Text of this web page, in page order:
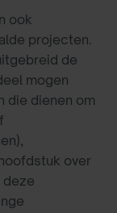
ook
projecten.
de
mogen
die dienen om
over
deze